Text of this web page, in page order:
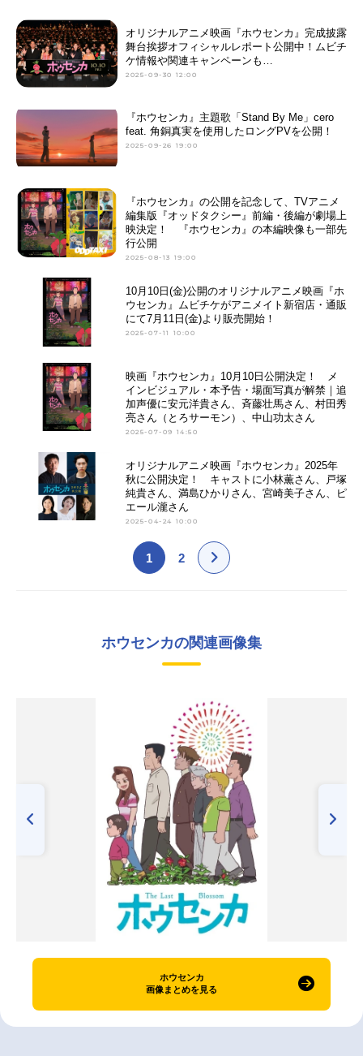
オリジナルアニメ映画『ホウセンカ』完成披露
舞台挨拶オフィシャルレポート公開中！ムビチ
ケ情報や関連キャンペーンも…
2025-09-30 12:00
『ホウセンカ』主題歌「Stand By Me」cero
feat. 角銅真実を使用したロングPVを公開！
2025-09-26 19:00
『ホウセンカ』の公開を記念して、TVアニメ
編集版『オッドタクシー』前編・後編が劇場上
映決定！ 『ホウセンカ』の本編映像も一部先
行公開
2025-08-13 19:00
10月10日(金)公開のオリジナルアニメ映画『ホ
ウセンカ』ムビチケがアニメイト新宿店・通販
にて7月11日(金)より販売開始！
2025-07-11 10:00
映画『ホウセンカ』10月10日公開決定！ メ
インビジュアル・本予告・場面写真が解禁｜追
加声優に安元洋貴さん、斉藤壮馬さん、村田秀
亮さん（とろサーモン）、中山功太さん
2025-07-09 14:50
オリジナルアニメ映画『ホウセンカ』2025年
秋に公開決定！ キャストに小林薫さん、戸塚
純貴さん、満島ひかりさん、宮崎美子さん、ピ
エール瀧さん
2025-04-24 10:00
1 2
ホウセンカの関連画像集
ホウセンカ
画像まとめを見る